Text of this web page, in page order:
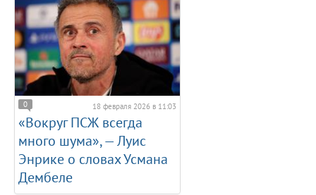
0 18 февраля 2026 в 11:03
«Вокруг ПСЖ всегда
много шума», — Луис
Энрике о словах Усмана
Дембеле